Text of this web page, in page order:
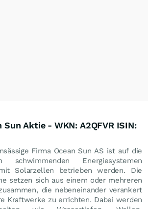
Aktie - WKN: A2QFVR ISIN:
Firma Ocean Sun AS ist auf die
schwimmenden Energiesystemen
Solarzellen betrieben werden. Die
setzen sich aus einem oder mehreren
die nebeneinander verankert
Kraftwerke zu errichten. Dabei werden